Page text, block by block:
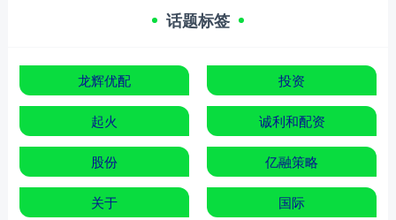
话题标签
龙辉优配 投资
起火 诚利和配资
股份 亿融策略
关于 国际